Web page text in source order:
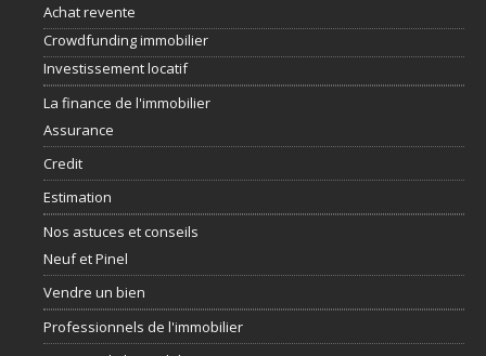
Achat revente
Crowdfunding immobilier
Investissement locatif
La finance de l'immobilier
Assurance
Credit
Estimation
Nos astuces et conseils
Neuf et Pinel
Vendre un bien
Professionnels de l'immobilier